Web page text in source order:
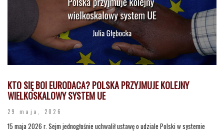
KTO SIĘ BOI EURODACA? POLSKA PRZYJMUJE KOLEJNY
WIELKOSKALOWY SYSTEM UE
29 maja, 2026
15 maja 2026 r. Sejm jednogłośnie uchwalił ustawę o udziale Polski w systemie